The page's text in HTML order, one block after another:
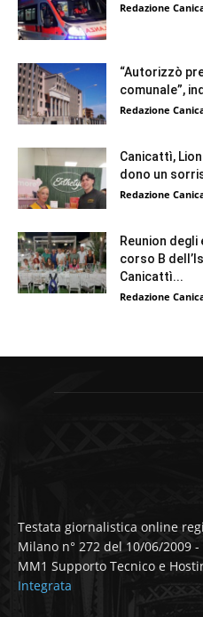
Redazione
“Autorizzò
comunale”,
Redazione
Canicattì,
dono un
Redazione
Reunion degli
corso B
Canicattì...
Redazione
Testata giornalistica online
Milano n° 272 del 10/06/2009 -
MM1 Supporto Tecnico e
Integrata